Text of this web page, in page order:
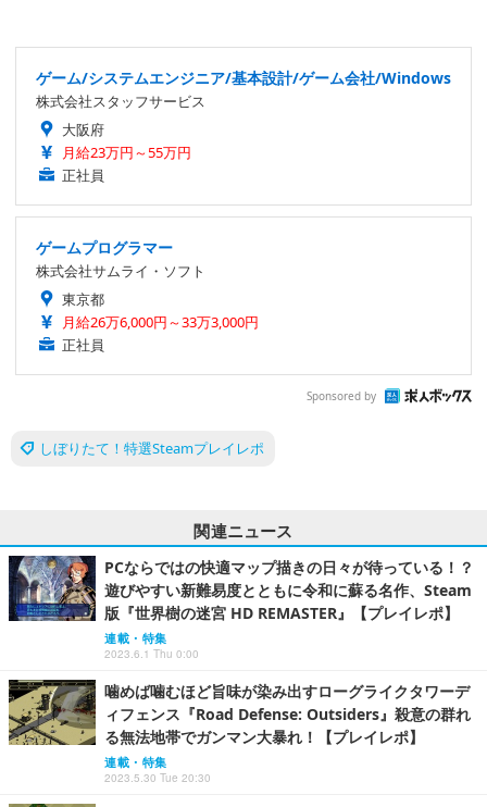
ゲーム/システムエンジニア/基本設計/ゲーム会社/Windows
株式会社スタッフサービス
大阪府
月給23万円～55万円
正社員
ゲームプログラマー
株式会社サムライ・ソフト
東京都
月給26万6,000円～33万3,000円
正社員
Sponsored by
しぼりたて！特選Steamプレイレポ
関連ニュース
PCならではの快適マップ描きの日々が待っている！？
遊びやすい新難易度とともに令和に蘇る名作、Steam
版『世界樹の迷宮 HD REMASTER』【プレイレポ】
連載・特集
2023.6.1 Thu 0:00
噛めば噛むほど旨味が染み出すローグライクタワーデ
ィフェンス『Road Defense: Outsiders』殺意の群れ
る無法地帯でガンマン大暴れ！【プレイレポ】
連載・特集
2023.5.30 Tue 20:30